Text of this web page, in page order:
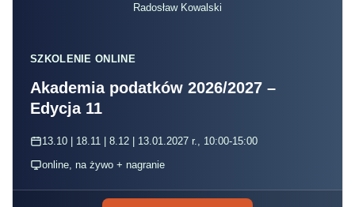
Radosław Kowalski
SZKOLENIE ONLINE
Akademia podatków 2026/2027 –
Edycja 11
13.10 | 18.11 | 8.12 | 13.01.2027 r., 10:00-15:00
online, na żywo + nagranie